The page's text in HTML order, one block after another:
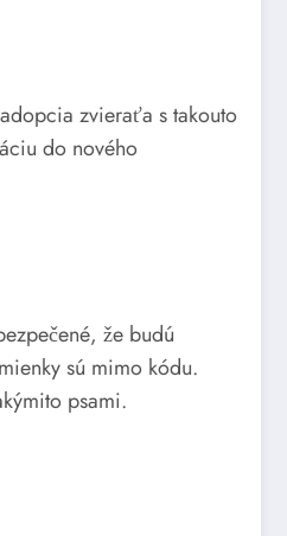
zvieraťa s takouto
do nového
že budú
sú mimo kódu.
psami.